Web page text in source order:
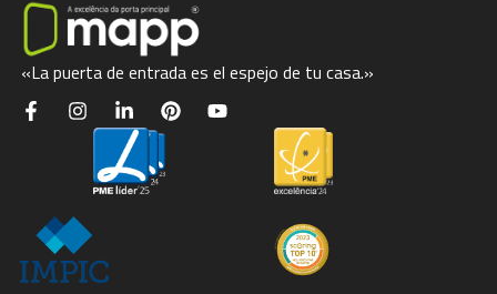
«La puerta de entrada es el espejo de tu casa.»